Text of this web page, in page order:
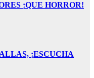
¡QUE HORROR!
¡ESCUCHA